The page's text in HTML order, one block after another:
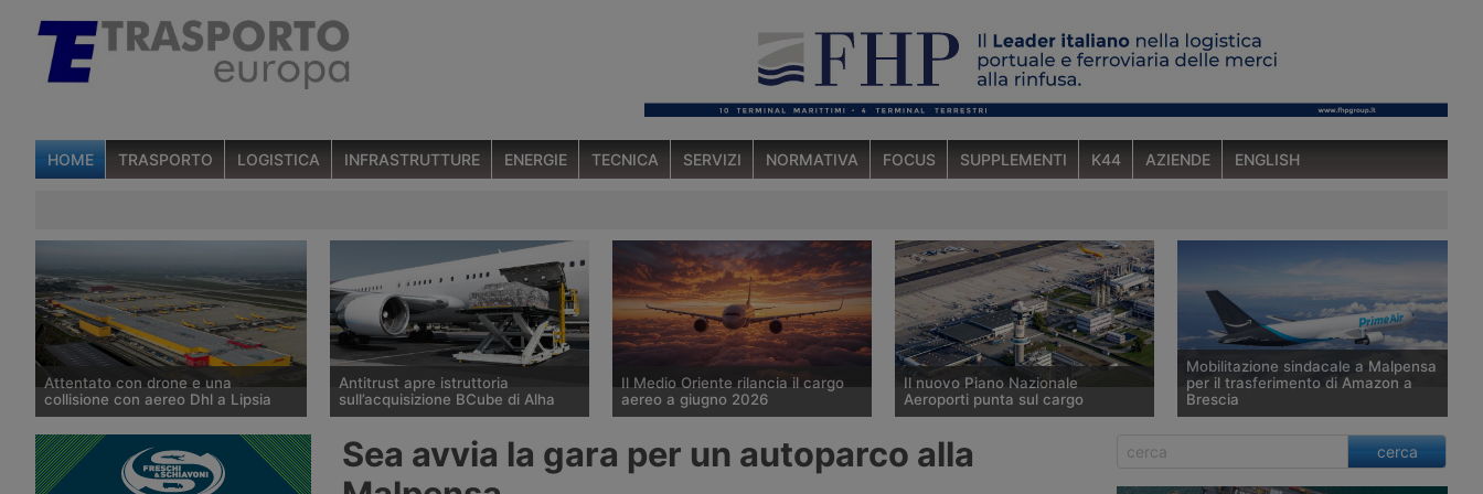
HOME TRASPORTO LOGISTICA INFRASTRUTTURE ENERGIE TECNICA SERVIZI NORMATIVA FOCUS SUPPLEMENTI K44 AZIENDE ENGLISH
Attentato con drone e una
collisione con aereo Dhl a Lipsia
Un drone con un presunto ordigno è
stato individuato la notte del 5
agosto nei pressi di un aereo cargo
Antitrust apre istruttoria
sull’acquisizione BCube di Alha
e del Mercato ha aperto
un’istruttoria sull’acquisizione di
Il Medio Oriente rilancia il cargo
aereo a giugno 2026
aereo globale è cresciuto dell’8,5%
su base annua secondo le
Il nuovo Piano Nazionale
Aeroporti punta sul cargo
Aeroporti prevede una crescita dei
Mobilitazione sindacale a Malpensa
per il trasferimento di Amazon a
Brescia
Amazon intende trasferire da
Sea avvia la gara per un autoparco alla
cerca